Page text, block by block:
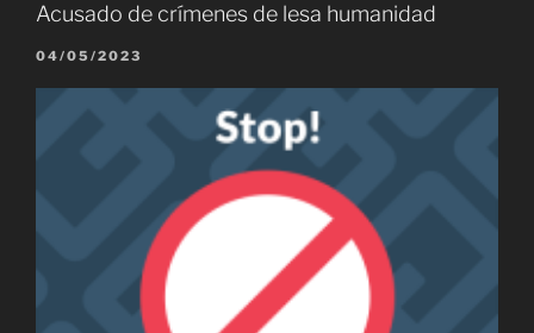
Acusado de crímenes de lesa humanidad
04/05/2023